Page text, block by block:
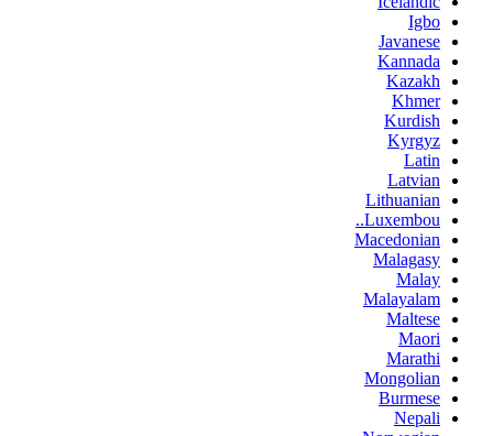
Igbo
Javanese
Kannada
Kazakh
Khmer
Kurdish
Kyrgyz
Latin
Latvian
Lithuanian
Luxembou..
Macedonian
Malagasy
Malay
Malayalam
Maltese
Maori
Marathi
Mongolian
Burmese
Nepali